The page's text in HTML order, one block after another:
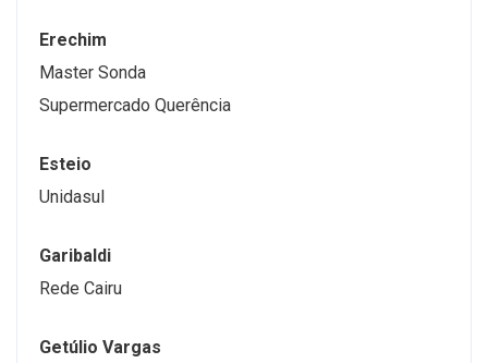
Erechim
Master Sonda
Supermercado Querência
Esteio
Unidasul
Garibaldi
Rede Cairu
Getúlio Vargas